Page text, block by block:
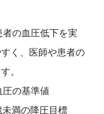
の血圧低下を実
く、医師や患者の
。
の基準値
満の降圧目標